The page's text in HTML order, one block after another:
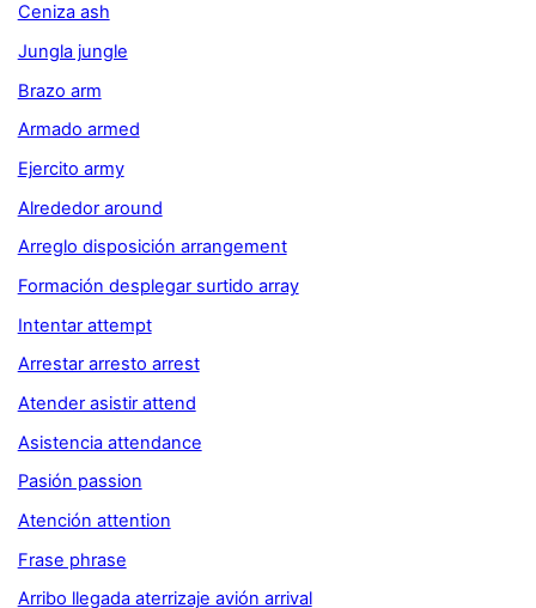
Ceniza ash
Jungla jungle
Brazo arm
Armado armed
Ejercito army
Alrededor around
Arreglo disposición arrangement
Formación desplegar surtido array
Intentar attempt
Arrestar arresto arrest
Atender asistir attend
Asistencia attendance
Pasión passion
Atención attention
Frase phrase
Arribo llegada aterrizaje avión arrival